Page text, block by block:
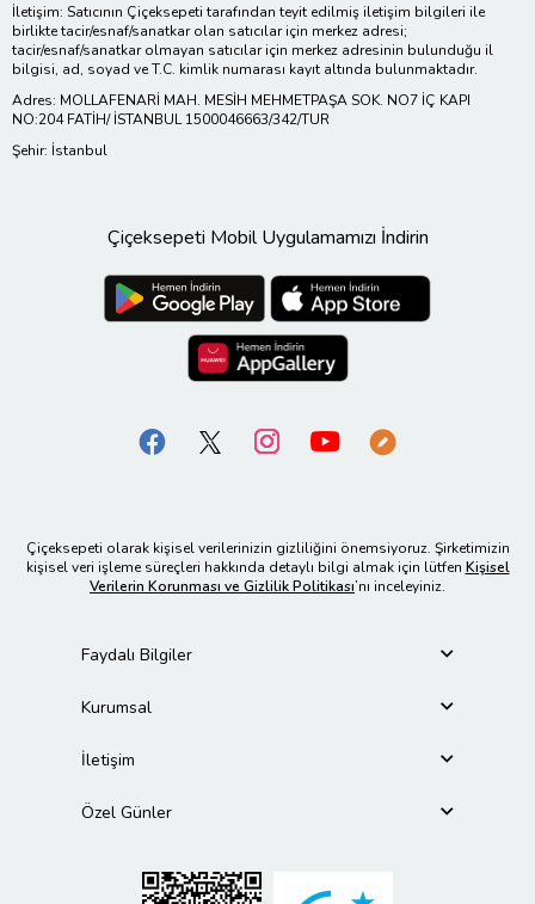
İletişim: Satıcının Çiçeksepeti tarafından teyit edilmiş iletişim bilgileri ile
birlikte tacir/esnaf/sanatkar olan satıcılar için merkez adresi;
tacir/esnaf/sanatkar olmayan satıcılar için merkez adresinin bulunduğu il
bilgisi, ad, soyad ve T.C. kimlik numarası kayıt altında bulunmaktadır.
Adres: MOLLAFENARİ MAH. MESİH MEHMETPAŞA SOK. NO7 İÇ KAPI
NO:204 FATİH/ İSTANBUL 1500046663/342/TUR
Şehir: İstanbul
Çiçeksepeti Mobil Uygulamamızı İndirin
Çiçeksepeti olarak kişisel verilerinizin gizliliğini önemsiyoruz. Şirketimizin
kişisel veri işleme süreçleri hakkında detaylı bilgi almak için lütfen Kişisel
Verilerin Korunması ve Gizlilik Politikası’nı inceleyiniz.
Faydalı Bilgiler
Kurumsal
İletişim
Özel Günler